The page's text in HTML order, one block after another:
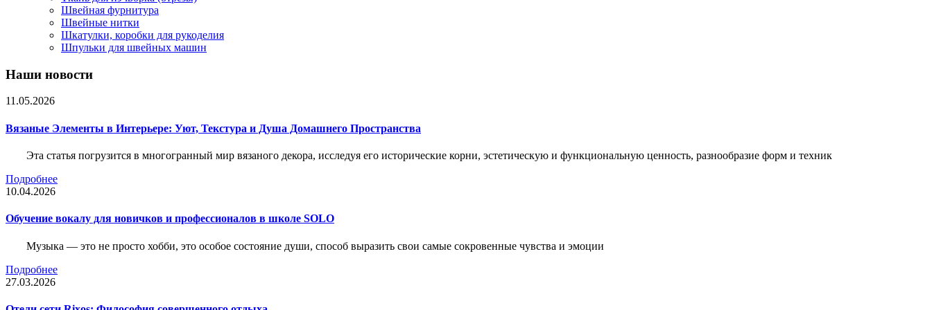
Швейная фурнитура
Швейные нитки
Шкатулки, коробки для рукоделия
Шпульки для швейных машин
Наши новости
11.05.2026
Вязаные Элементы в Интерьере: Уют, Текстура и Душа Домашнего Пространства
Эта статья погрузится в многогранный мир вязаного декора, исследуя его исторические корни, эстетическую и функциональную ценность, разнообразие форм и техник
Подробнее
10.04.2026
Обучение вокалу для новичков и профессионалов в школе SOLO
Музыка — это не просто хобби, это особое состояние души, способ выразить свои самые сокровенные чувства и эмоции
Подробнее
27.03.2026